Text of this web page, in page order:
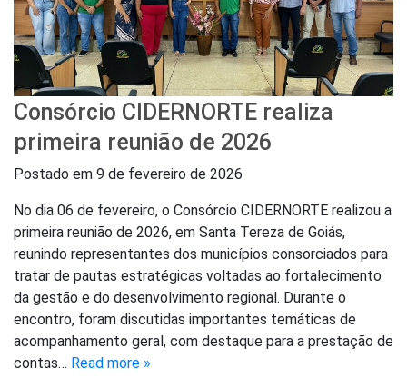
Consórcio CIDERNORTE realiza
primeira reunião de 2026
Postado em 9 de fevereiro de 2026
No dia 06 de fevereiro, o Consórcio CIDERNORTE realizou a
primeira reunião de 2026, em Santa Tereza de Goiás,
reunindo representantes dos municípios consorciados para
tratar de pautas estratégicas voltadas ao fortalecimento
da gestão e do desenvolvimento regional. Durante o
encontro, foram discutidas importantes temáticas de
acompanhamento geral, com destaque para a prestação de
contas… Read more »